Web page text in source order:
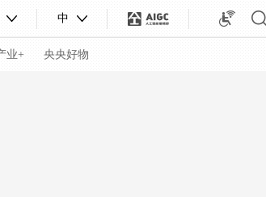
中
业+ 央央好物